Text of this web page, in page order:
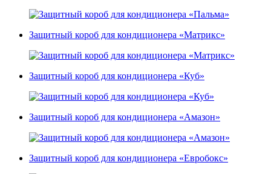
Защитный короб для кондиционера «Матрикс»
Защитный короб для кондиционера «Куб»
Защитный короб для кондиционера «Амазон»
Защитный короб для кондиционера «Евробокс»